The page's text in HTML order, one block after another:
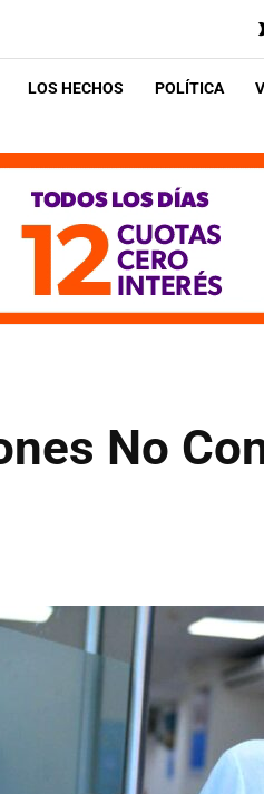
LOS HECHOS POLÍTICA
No